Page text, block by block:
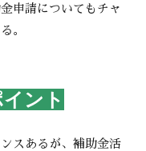
申請についてもチャ
。
ント
スあるが、補助金活